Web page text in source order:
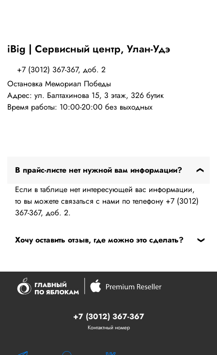
iBig | Сервисный центр, Улан-Удэ
+7 (3012) 367-367, доб. 2
Остановка Мемориал Победы
Адрес: ул. Балтахинова 15, 3 этаж, 326 бутик
Время работы: 10:00-20:00 без выходных
В прайс-листе нет нужной вам информации?
Если в таблице нет интересующей вас информации,
то вы можете связаться с нами по телефону +7 (3012)
367-367, доб. 2.
Хочу оставить отзыв, где можно это сделать?
вы можете оставить обращение в
форме обратной
связи
+7 (3012) 367-367
Контактный номер